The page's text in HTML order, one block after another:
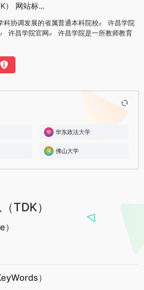
） 网站标...
科协调发展的省属普通本科院校
许昌学院
许昌学院官网
许昌学院是一所教师教育
华东政法大学
佛山大学
TDK）
）